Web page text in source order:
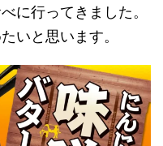
に行ってきました。
いと思います。